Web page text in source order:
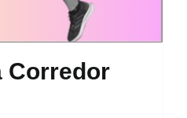
Corredor